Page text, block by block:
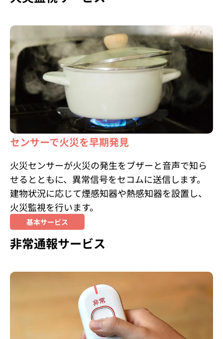
センサーで火災を早期発見
火災センサーが火災の発生をブザーと音声で知ら
せるとともに、異常信号をセコムに送信します。
建物状況に応じて煙感知器や熱感知器を設置し、
火災監視を行います。
基本サービス
非常通報サービス